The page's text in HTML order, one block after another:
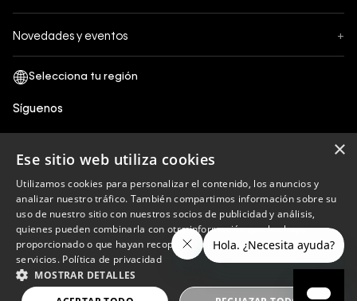
¿Cómo comprar?
Términos y Condiciones
Política de Privacidad y tratamiento de datos personales
Política de Cookies
Libro de reclamaciones
Políticas de recojo en tienda
Novedades y eventos +
Síguenos
Calvin Klein
Copyright © 2023 Calvin Klein peru ®. Todos los
derechos reservados.
×
Ese sitio web utiliza cookies
Utilizamos cookies para personalizar el contenido, los anuncios y
analizar nuestro tráfico. También compartimos información sobre su
uso de nuestro sitio con nuestros socios de publicidad y análisis,
quienes pueden combinarla con otra información que les haya
proporcionado o que hayan recopilado a partir del uso de sus
servicios. Política de privacidad
MOSTRAR DETALLES